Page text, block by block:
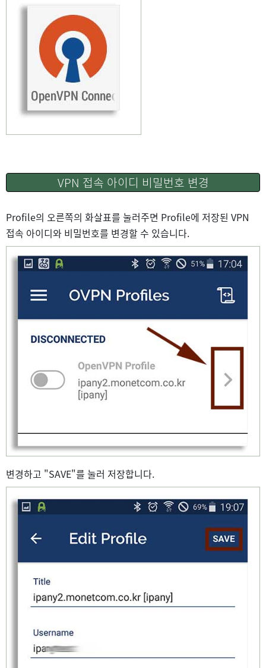
VPN 접속 아이디 비밀번호 변경
Profile의 오른쪽의 화살표를 눌러주면 Profile에 저장된 VPN
접속 아이디와 비밀번호를 변경할 수 있습니다.
변경하고 "SAVE"를 눌러 저장합니다.